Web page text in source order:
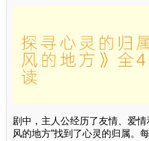
剧中，主人公经历了友情、爱
风的地方”找到了心灵的归属。